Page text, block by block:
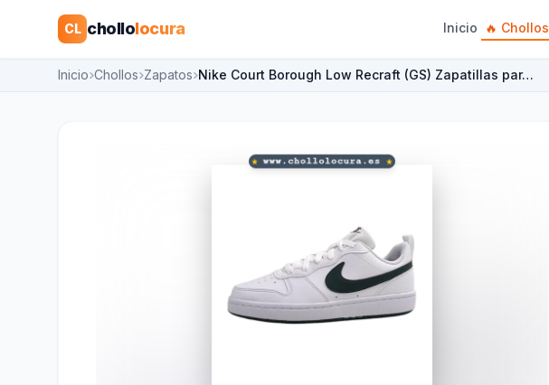
CL chollolocura Inicio 🔥 Chollos
Inicio Chollos Zapatos Nike Court Borough Low Recraft (GS) Zapatillas par…